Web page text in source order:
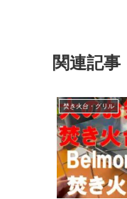
関連記事
焚き火台・グリル